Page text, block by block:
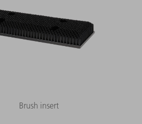
Brush insert